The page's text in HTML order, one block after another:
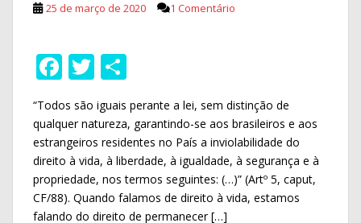
25 de março de 2020 1 Comentário
F
ac
e
b
o
o
T
w
itt
er
ar
e
“Todos são iguais perante a lei, sem distinção de
qualquer natureza, garantindo-se aos brasileiros e aos
estrangeiros residentes no País a inviolabilidade do
direito à vida, à liberdade, à igualdade, à segurança e à
propriedade, nos termos seguintes: (…)” (Artº 5, caput,
CF/88). Quando falamos de direito à vida, estamos
falando do direito de permanecer […]